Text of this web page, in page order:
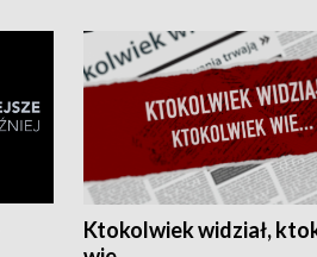
Ktokolwiek widział,